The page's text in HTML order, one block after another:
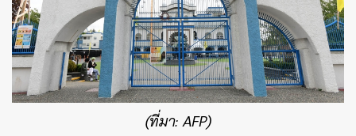
(ที่มา: AFP)